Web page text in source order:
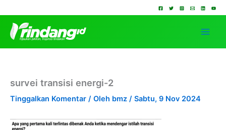
ke
konten
survei transisi energi-2
Tinggalkan Komentar / Oleh bmz / Sabtu, 9 Nov 2024